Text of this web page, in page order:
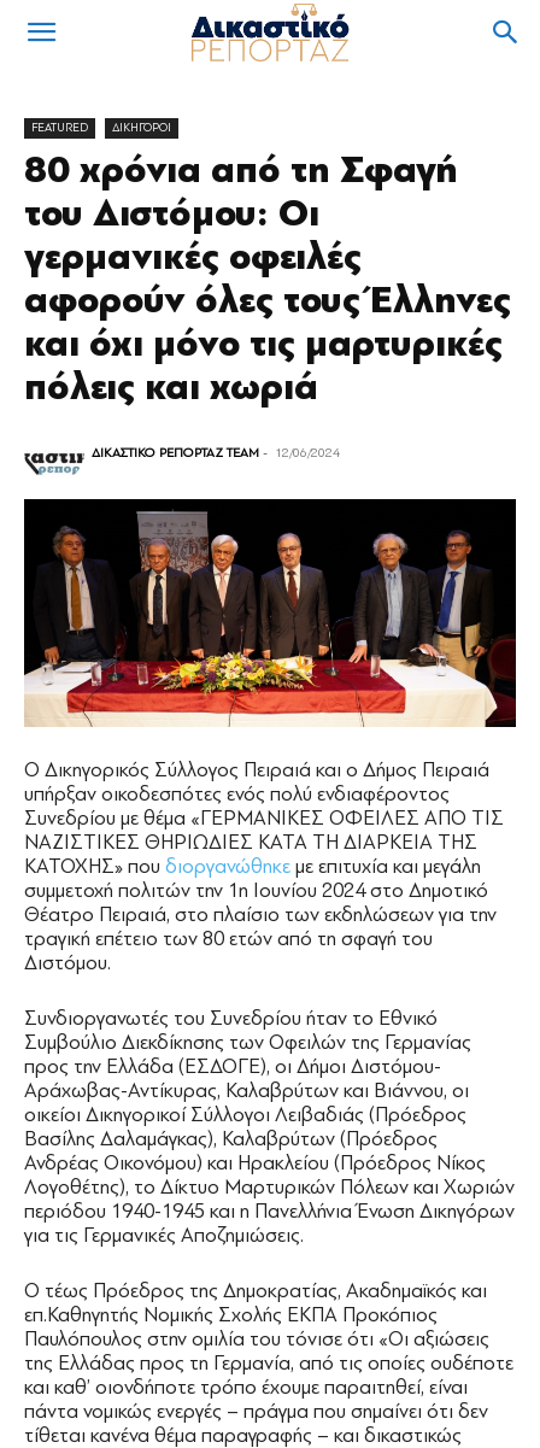
FEATURED ΔΙΚΗΓΟΡΟΙ
80 χρόνια από τη Σφαγή
του Διστόμου: Οι
γερμανικές οφειλές
αφορούν όλες τους Έλληνες
και όχι μόνο τις μαρτυρικές
πόλεις και χωριά
ΔΙΚΑΣΤΙΚΟ ΡΕΠΟΡΤΑΖ TEAM - 12/06/2024
Ο Δικηγορικός Σύλλογος Πειραιά και ο Δήμος Πειραιά
υπήρξαν οικοδεσπότες ενός πολύ ενδιαφέροντος
Συνεδρίου με θέμα «ΓΕΡΜΑΝΙΚΕΣ ΟΦΕΙΛΕΣ ΑΠΟ ΤΙΣ
ΝΑΖΙΣΤΙΚΕΣ ΘΗΡΙΩΔΙΕΣ ΚΑΤΑ ΤΗ ΔΙΑΡΚΕΙΑ ΤΗΣ
ΚΑΤΟΧΗΣ» που διοργανώθηκε με επιτυχία και μεγάλη
συμμετοχή πολιτών την 1η Ιουνίου 2024 στο Δημοτικό
Θέατρο Πειραιά, στο πλαίσιο των εκδηλώσεων για την
τραγική επέτειο των 80 ετών από τη σφαγή του
Διστόμου.
Συνδιοργανωτές του Συνεδρίου ήταν το Εθνικό
Συμβούλιο Διεκδίκησης των Οφειλών της Γερμανίας
προς την Ελλάδα (ΕΣΔΟΓΕ), οι Δήμοι Διστόμου-
Αράχωβας-Αντίκυρας, Καλαβρύτων και Βιάννου, οι
οικείοι Δικηγορικοί Σύλλογοι Λειβαδιάς (Πρόεδρος
Βασίλης Δαλαμάγκας), Καλαβρύτων (Πρόεδρος
Ανδρέας Οικονόμου) και Ηρακλείου (Πρόεδρος Νίκος
Λογοθέτης), το Δίκτυο Μαρτυρικών Πόλεων και Χωριών
περιόδου 1940-1945 και η Πανελλήνια Ένωση Δικηγόρων
για τις Γερμανικές Αποζημιώσεις.
Ο τέως Πρόεδρος της Δημοκρατίας, Ακαδημαϊκός και
επ.Καθηγητής Νομικής Σχολής ΕΚΠΑ Προκόπιος
Παυλόπουλος στην ομιλία του τόνισε ότι «Οι αξιώσεις
της Ελλάδας προς τη Γερμανία, από τις οποίες ουδέποτε
και καθ’ οιονδήποτε τρόπο έχουμε παραιτηθεί, είναι
πάντα νομικώς ενεργές – πράγμα που σημαίνει ότι δεν
τίθεται κανένα θέμα παραγραφής – και δικαστικώς